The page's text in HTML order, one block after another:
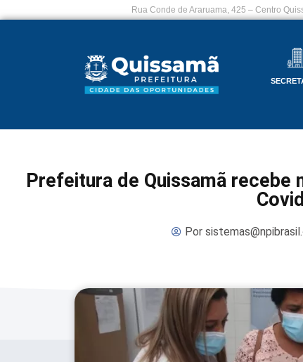
Rua Conde de Araruama, 425 – Centro
Prefeitura de Quissamã recebe
Por